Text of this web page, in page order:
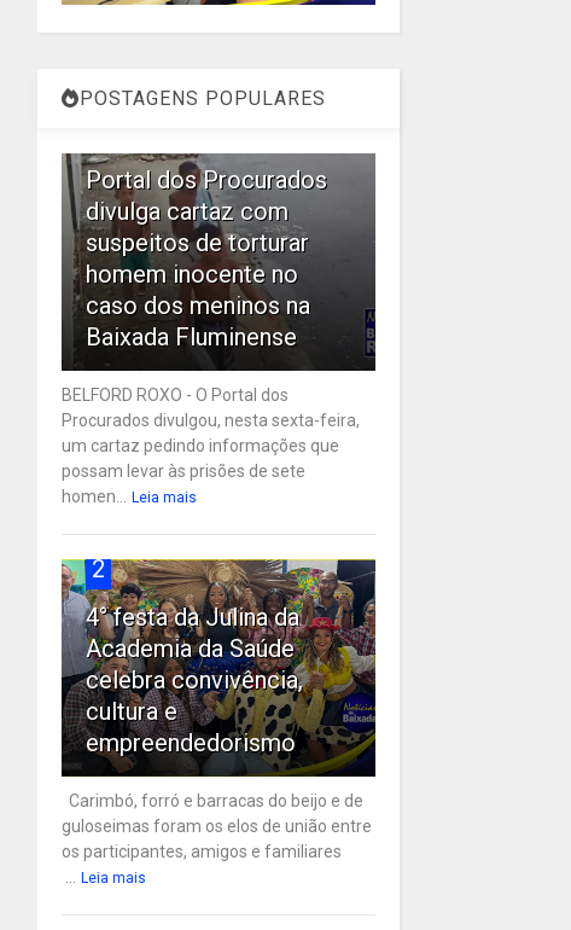
POSTAGENS POPULARES
Portal dos Procurados
divulga cartaz com
suspeitos de torturar
homem inocente no
caso dos meninos na
Baixada Fluminense
BELFORD ROXO - O Portal dos
Procurados divulgou, nesta sexta-feira,
um cartaz pedindo informações que
possam levar às prisões de sete
homen... Leia mais
2
4° festa da Julina da
Academia da Saúde
celebra convivência,
cultura e
empreendedorismo
Carimbó, forró e barracas do beijo e de
guloseimas foram os elos de união entre
os participantes, amigos e familiares
... Leia mais